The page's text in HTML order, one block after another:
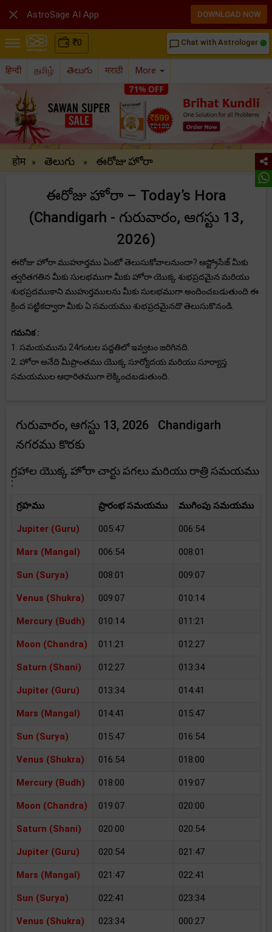
₹0 chat_bubble_outline Chat with Astrologer
हिन्दी தமிழ் తెలుగు मराठी More
होम » తెలుగు » ఈరోజు హోరా
ఈరోజు హోరా – Today’s Hora
(Chandigarh - గురువారం, ఆగస్టు 13,
2026)
ఈరోజు హోరా ముహూర్తము ఏంటో తెలుసుకోవాలనుందా? ఆస్ట్రోసేజ్ మీకు
త్వరితగతిన మీకు సులభముగా మీకు హోరా యొక్క శుభప్రదమైన మరియు
శుభప్రదముకాని ముహుర్తములను మీకు సులభముగా అందించబడుతుంది.ఈ
క్రింద పట్టికద్వారా మీకు ఏ సమయము శుభప్రదమైనదొ తెలుసుకొనండి.
గమనిక :
1. సమయమును 24గంటల పద్దతిలో ఇవ్వటం జరిగినది.
2. హోరా అనేది మీప్రాంతము యొక్క సూర్యోదయ మరియు సూర్యాస్త
సమయముల ఆధారితముగా లెక్కించబడుతుంది.
గురువారం, ఆగస్టు 13, 2026 Chandigarh
నగరము కొరకు
గ్రహాల యొక్క హోరా చార్టు పగలు మరియు రాత్రి సమయము
:
గ్రహము ప్రారంభ సమయము ముగింపు సమయము
Jupiter (Guru) 005:47 006:54
Mars (Mangal) 006:54 008:01
Sun (Surya) 008:01 009:07
Venus (Shukra) 009:07 010:14
Mercury (Budh) 010:14 011:21
Moon (Chandra) 011:21 012:27
Saturn (Shani) 012:27 013:34
Jupiter (Guru) 013:34 014:41
Mars (Mangal) 014:41 015:47
Sun (Surya) 015:47 016:54
Venus (Shukra) 016:54 018:00
Mercury (Budh) 018:00 019:07
Moon (Chandra) 019:07 020:00
Saturn (Shani) 020:00 020:54
Jupiter (Guru) 020:54 021:47
Mars (Mangal) 021:47 022:41
Sun (Surya) 022:41 023:34
Venus (Shukra) 023:34 000:27
 AstroSage AI App DOWNLOAD NOW